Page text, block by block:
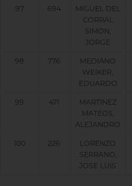
97 694
MIGUEL DEL
CORRAL
SIMON,
JORGE
98 776
MEDIANO
WEIKER,
EDUARDO
99 471
MARTINEZ
MATEOS,
ALEJANDRO
100 226
LORENZO
SERRANO,
JOSE LUIS